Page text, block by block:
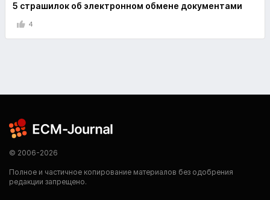
5 страшилок об электронном обмене документами
4
© 2006-2026
Полное и частичное копирование материалов без одобрения
редакции запрещено.